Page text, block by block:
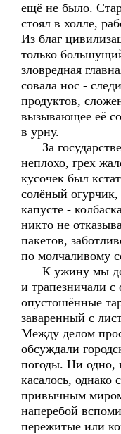
ещё не было.
стоял в холле,
Из благ
только
зловредная
совала нос -
продуктов,
вызывающее её
в урну.
За
неплохо, грех
кусочек был
солёный огурчик,
капусте -
никто не
пакетов,
по молчаливому
К ужину мы
и трапезничали
опустошённые
заваренный с
Между делом
обсуждали
погоды. Ни одно,
касалось, однако
привычным
наперебой
пережитые или